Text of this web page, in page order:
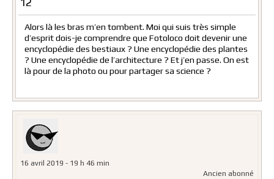
Alors là les bras m’en tombent. Moi qui suis très simple
d’esprit dois-je comprendre que Fotoloco doit devenir une
encyclopédie des bestiaux ? Une encyclopédie des plantes
? Une encyclopédie de l’architecture ? Et j’en passe. On est
là pour de la photo ou pour partager sa science ?
16 avril 2019 - 19 h 46 min
Ancien abonné